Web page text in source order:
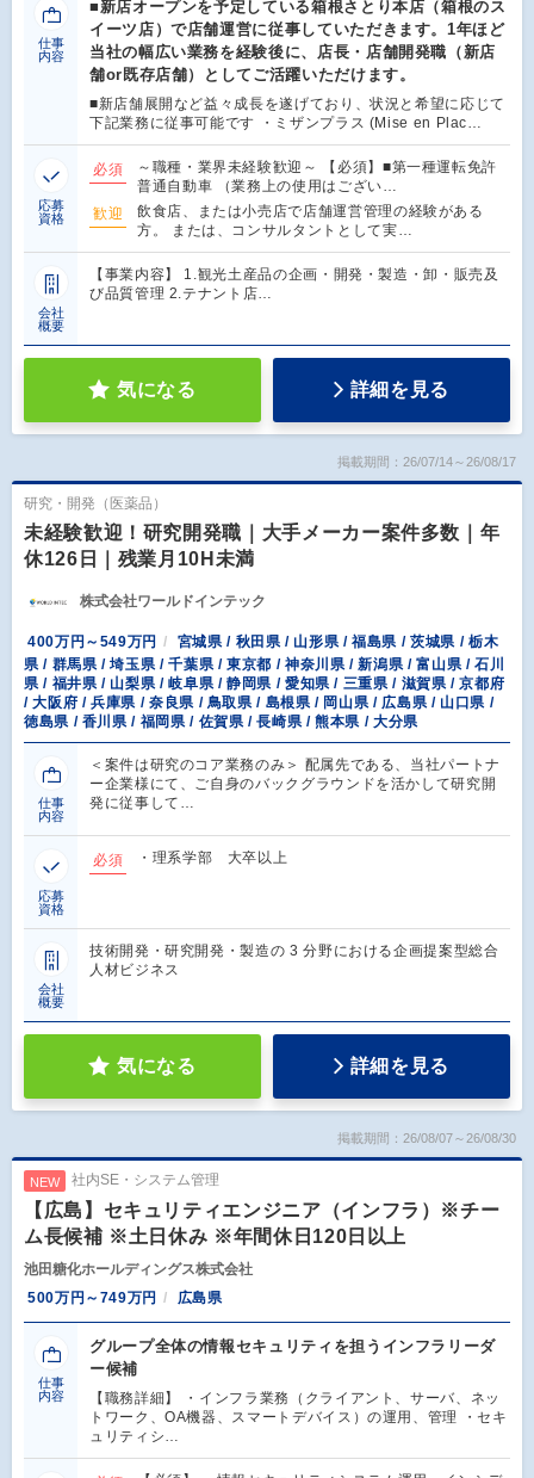
仕事
内容
■新店オープンを予定している箱根さとり本店（箱根のス
イーツ店）で店舗運営に従事していただきます。1年ほど
当社の幅広い業務を経験後に、店長・店舗開発職（新店
舗or既存店舗）としてご活躍いただけます。
■新店舗展開など益々成長を遂げており、状況と希望に応じて
下記業務に従事可能です ・ミザンプラス (Mise en Plac…
応募
資格
必須
～職種・業界未経験歓迎～ 【必須】■第一種運転免許
普通自動車 （業務上の使用はござい…
歓迎
飲食店、または小売店で店舗運営管理の経験がある
方。 または、コンサルタントとして実…
会社
概要
【事業内容】 1.観光土産品の企画・開発・製造・卸・販売及
び品質管理 2.テナント店…
気になる 詳細を見る
掲載期間：26/07/14～26/08/17
研究・開発（医薬品）
未経験歓迎！研究開発職｜大手メーカー案件多数｜年
休126日｜残業月10H未満
株式会社ワールドインテック
400万円～549万円
宮城県 / 秋田県 / 山形県 / 福島県 / 茨城県 / 栃木
県 / 群馬県 / 埼玉県 / 千葉県 / 東京都 / 神奈川県 / 新潟県 / 富山県 / 石川
県 / 福井県 / 山梨県 / 岐阜県 / 静岡県 / 愛知県 / 三重県 / 滋賀県 / 京都府
/ 大阪府 / 兵庫県 / 奈良県 / 鳥取県 / 島根県 / 岡山県 / 広島県 / 山口県 /
徳島県 / 香川県 / 福岡県 / 佐賀県 / 長崎県 / 熊本県 / 大分県
仕事
内容
＜案件は研究のコア業務のみ＞ 配属先である、当社パートナ
ー企業様にて、ご自身のバックグラウンドを活かして研究開
発に従事して…
応募
資格
必須 ・理系学部 大卒以上
会社
概要
技術開発・研究開発・製造の 3 分野における企画提案型総合
人材ビジネス
気になる 詳細を見る
掲載期間：26/08/07～26/08/30
NEW 社内SE・システム管理
【広島】セキュリティエンジニア（インフラ）※チー
ム長候補 ※土日休み ※年間休日120日以上
池田糖化ホールディングス株式会社
500万円～749万円
広島県
仕事
内容
グループ全体の情報セキュリティを担うインフラリーダ
ー候補
【職務詳細】 ・インフラ業務（クライアント、サーバ、ネッ
トワーク、OA機器、スマートデバイス）の運用、管理 ・セキ
ュリティシ…